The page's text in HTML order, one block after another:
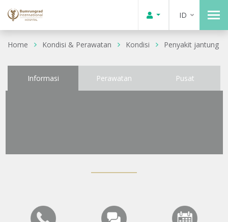
ID
Home Kondisi & Perawatan Kondisi Penyakit jantung
Informasi Perawatan Pusat